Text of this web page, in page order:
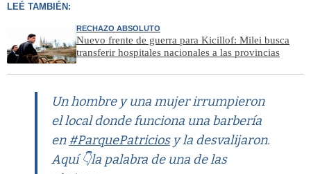
LEÉ TAMBIÉN:
RECHAZO ABSOLUTO
Nuevo frente de guerra para Kicillof: Milei busca
transferir hospitales nacionales a las provincias
Un hombre y una mujer irrumpieron
el local donde funciona una barbería
en #ParquePatriciosy la desvalijaron.
Aquí 👇la palabra de una de las